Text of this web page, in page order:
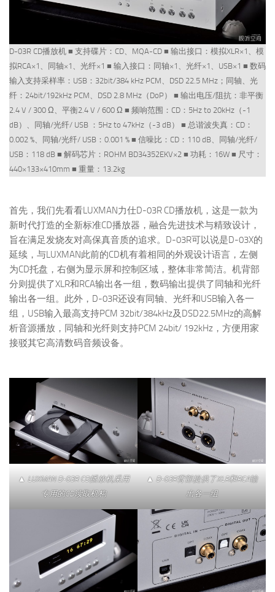
D-03R CD播放机 ■ 支持碟片：CD、MQA-CD ■ 输出接口：模拟XLR×1、模
拟RCA×1、同轴×1、光纤×1 ■ 输入接口：同轴×1、光纤×1、USB×1 ■ 数码
输入支持采样率：USB：32bit/384 kHz PCM、DSD 22.5 MHz；同轴、光
纤：24bit/192kHz PCM、DSD 2.8 MHz（DoP） ■ 输出电压/阻抗：非平衡
2.4 V / 300 Ω、平衡2.4 V / 600 Ω ■ 频响范围：CD：5Hz to 20kHz（-1
dB）、同轴/光纤/ USB ：5Hz to 47kHz（-3 dB） ■ 总谐波失真：CD：
0.002 %、同轴/光纤/ USB：0.001 % ■ 信噪比：CD：110 dB、同轴/光纤/
USB：118 dB ■ 解码芯片：ROHM BD34352EKV×2 ■ 功耗：16W ■ 尺寸：
440×133×410mm ■ 重量：13.2kg
首先，我们先看看LUXMAN力仕D-03R CD播放机，这是一款为
新时代打造的全新标准CD播放器，融合先进技术与精致设计，
旨在满足发烧友对高保真音质的追求。D-03R可以说是D-03X的
延续，与LUXMAN此前的CD机有着相同的外观设计语言，左侧
为CD托盘，右侧为显示屏和控制区域，整体非常简洁。机背部
分则提供了XLR和RCA输出各一组，数码输出提供了同轴和光纤
输出各一组。此外，D-03R还设有同轴、光纤和USB输入各一
组，USB输入最高支持PCM 32bit/384kHz及DSD22.5MHz的高解
析音源播放，同轴和光纤则支持PCM 24bit/ 192kHz，方便用家
接驳其它高清数码音频设备。
▲ LUXMAN D-03R CD播放机采用
专用的CD读取机构
▲ D-03R背部提供了XLR和RCA输
出各一组